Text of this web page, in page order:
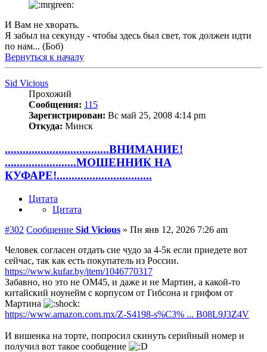
И Вам не хворать.
Я забыл на секунду - чтобы здесь был свет, ток должен идти
по нам... (Боб)
Вернуться к началу
Sid Vicious
Прохожий
Сообщения: 115
Зарегистрирован: Вс май 25, 2008 4:14 pm
Откуда: Минск
...................................ВНИМАНИЕ!
........................МОШЕННИК НА
КУФАРЕ!................................
Цитата
Цитата
#302 Сообщение Sid Vicious » Пн янв 12, 2026 7:26 am
Человек согласен отдать сие чудо за 4-5к если приедете вот
сейчас, так как есть покупатель из России.
https://www.kufar.by/item/1046770317
Забавно, но это не OM45, и даже и не Мартин, а какой-то
китайский ноунейм с корпусом от Гибсона и грифом от
Мартина
https://www.amazon.com.mx/Z-S4198-s%C3% ... B08L9J3Z4V
И вишенка на торте, попросил скинуть серийный номер и
получил вот такое сообщение